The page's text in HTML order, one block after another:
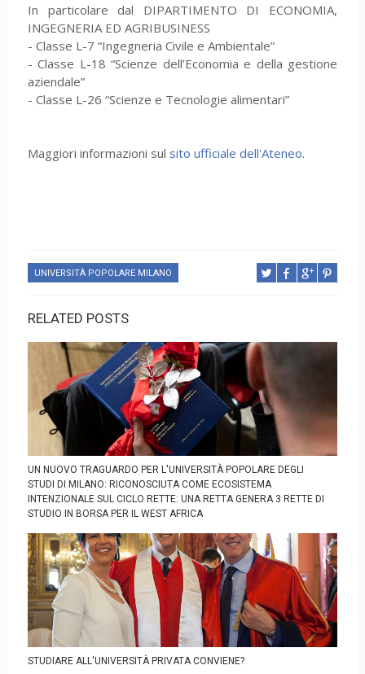
In particolare dal DIPARTIMENTO DI ECONOMIA,
INGEGNERIA ED AGRIBUSINESS
- Classe L-7 “Ingegneria Civile e Ambientale”
- Classe L-18 “Scienze dell’Economia e della gestione
aziendale”
- Classe L-26 “Scienze e Tecnologie alimentari”
Maggiori informazioni sul sito ufficiale dell'Ateneo.
UNIVERSITÀ POPOLARE MILANO
RELATED POSTS
UN NUOVO TRAGUARDO PER L'UNIVERSITÀ POPOLARE DEGLI
STUDI DI MILANO: RICONOSCIUTA COME ECOSISTEMA
INTENZIONALE SUL CICLO RETTE: UNA RETTA GENERA 3 RETTE DI
STUDIO IN BORSA PER IL WEST AFRICA
STUDIARE ALL'UNIVERSITÀ PRIVATA CONVIENE?